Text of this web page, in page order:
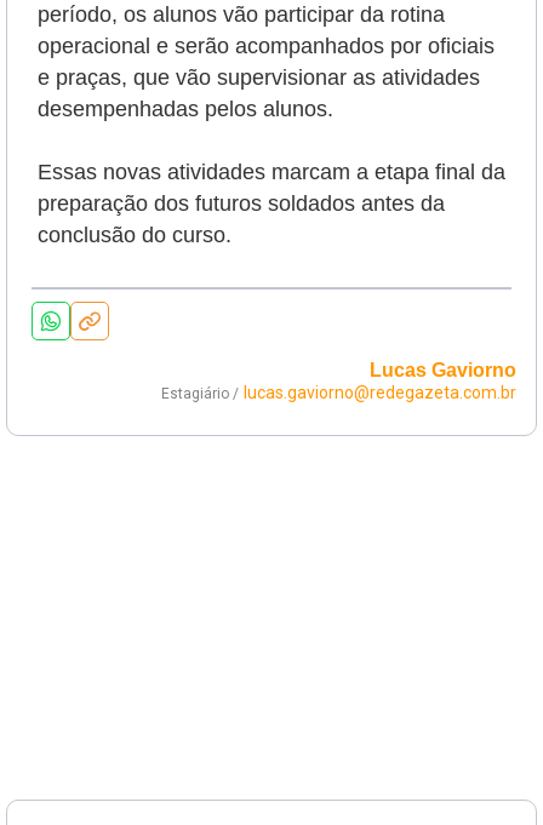
período, os alunos vão participar da rotina
operacional e serão acompanhados por oficiais
e praças, que vão supervisionar as atividades
desempenhadas pelos alunos.
Essas novas atividades marcam a etapa final da
preparação dos futuros soldados antes da
conclusão do curso.
Lucas Gaviorno
Estagiário / lucas.gaviorno@redegazeta.com.br